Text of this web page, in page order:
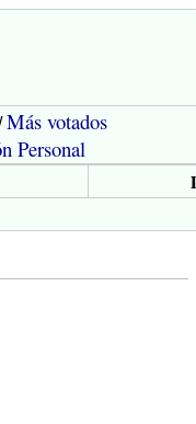
Más votados
Personal